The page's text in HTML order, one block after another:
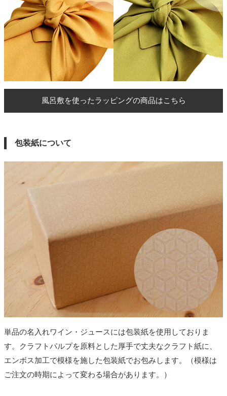
風呂敷を使ったラッピングの商品はこちら
包装紙について
単品の名入れワイン・ジュースには包装紙を使用しておりま
す。クラフトパルプを原料とした厚手で丈夫なクラフト紙に、
エンボス加工で模様を施した包装紙でお包みします。（模様は
ご注文の時期によって変わる場合があります。）